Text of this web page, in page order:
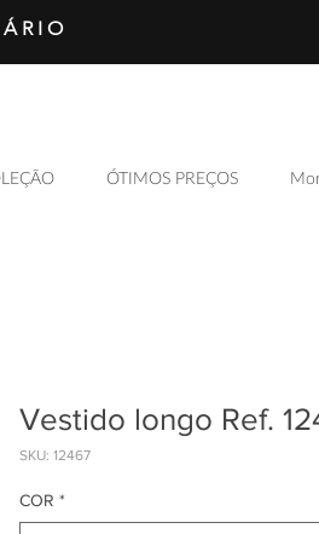
ÓTIMOS PREÇOS
Vestido longo Ref.
SKU: 12467
COR *